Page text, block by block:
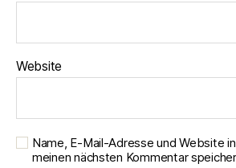
Website
Name, E-Mail-Adresse und Website
meinen nächsten Kommentar